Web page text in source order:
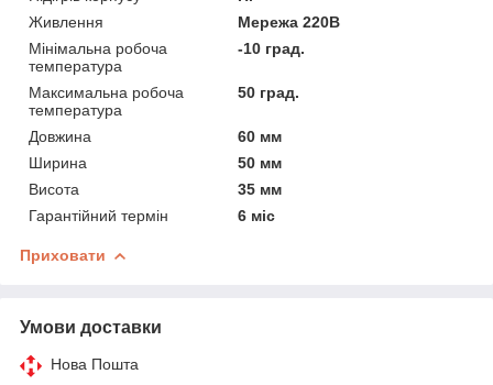
Живлення
Мережа 220В
Мінімальна робоча
температура
-10 град.
Максимальна робоча
температура
50 град.
Довжина
60 мм
Ширина
50 мм
Висота
35 мм
Гарантійний термін
6 міс
Приховати
Умови доставки
Нова Пошта